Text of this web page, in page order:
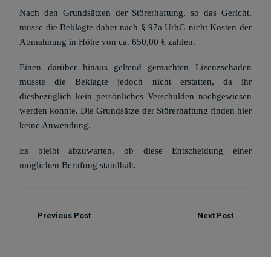
Nach den Grundsätzen der Störerhaftung, so das Gericht,
müsse die Beklagte daher nach § 97a UrhG nicht Kosten der
Abmahnung in Höhe von ca. 650,00 € zahlen.
Einen darüber hinaus geltend gemachten Lizenzschaden
musste die Beklagte jedoch nicht erstatten, da ihr
diesbezüglich kein persönliches Verschulden nachgewiesen
werden konnte. Die Grundsätze der Störerhaftung finden hier
keine Anwendung.
Es bleibt abzuwarten, ob diese Entscheidung einer
möglichen Berufung standhält.
Previous Post Next Post